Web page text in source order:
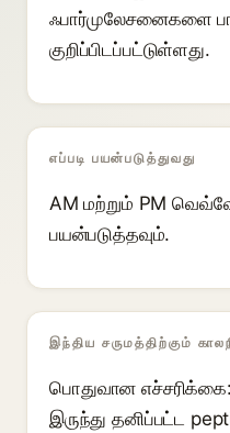
ஃபார்முலேசனைகளை
குறிப்பிடப்பட்டுள்ளது.
எப்படி பயன்படுத்துவது
AM மற்றும் PM
பயன்படுத்தவும்.
இந்திய சருமத்திற்கும்
பொதுவான
இருந்து தனிப்பட்ட